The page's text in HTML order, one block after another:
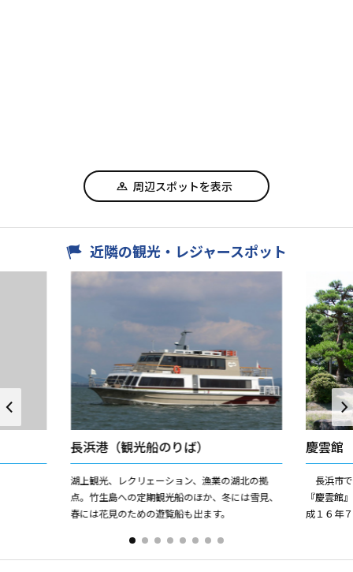
周辺スポットを表示
近隣の観光・レジャースポット
長浜港（観光船のりば）
湖上観光、レクリェーション、漁業の湖北の拠
点。竹生島への定期観光船のほか、冬には雪見、
春には花見のための遊覧船も出ます。
慶雲館
長浜市
『慶雲館
成１６年